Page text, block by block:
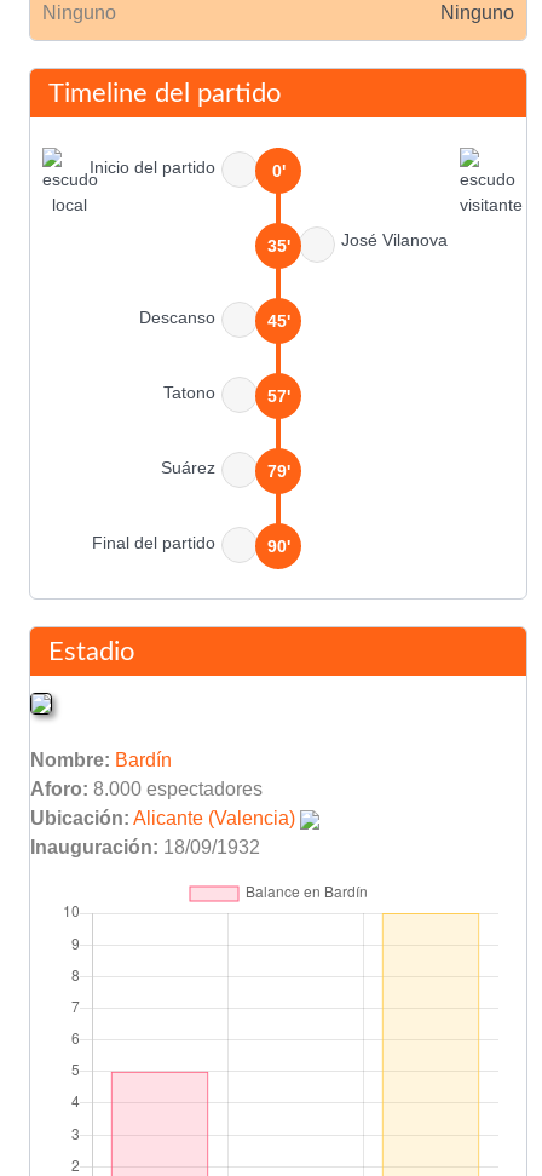
Ninguno Ninguno
Timeline del partido
Inicio del partido 0'
José Vilanova
35'
Descanso 45'
Tatono 57'
Suárez 79'
Final del partido 90'
Estadio
Nombre: Bardín
Aforo: 8.000 espectadores
Ubicación: Alicante (Valencia)
Inauguración: 18/09/1932